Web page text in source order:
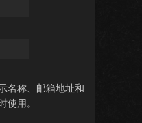
名称、邮箱地址和
使用。